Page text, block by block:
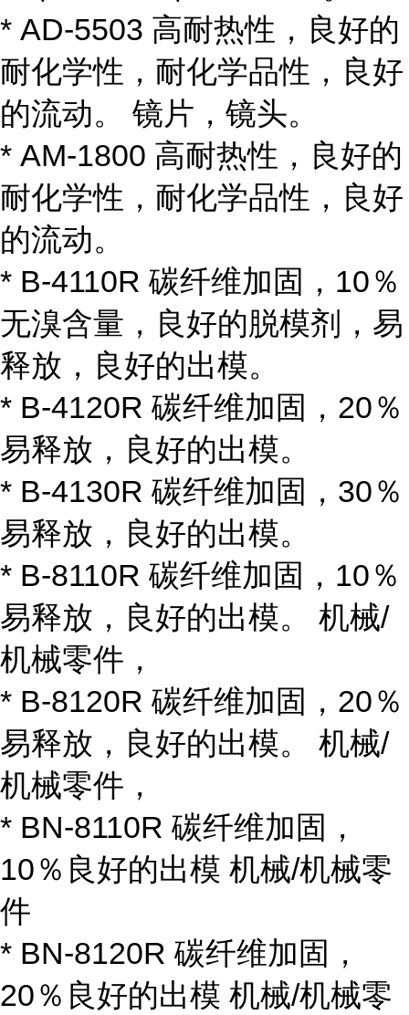
* AD-5503 高耐热性，良好的
耐化学性，耐化学品性，良好
的流动。 镜片，镜头。
* AM-1800 高耐热性，良好的
耐化学性，耐化学品性，良好
的流动。
* B-4110R 碳纤维加固，10％
无溴含量，良好的脱模剂，易
释放，良好的出模。
* B-4120R 碳纤维加固，20％
易释放，良好的出模。
* B-4130R 碳纤维加固，30％
易释放，良好的出模。
* B-8110R 碳纤维加固，10％
易释放，良好的出模。 机械/
机械零件，
* B-8120R 碳纤维加固，20％
易释放，良好的出模。 机械/
机械零件，
* BN-8110R 碳纤维加固，
10％良好的出模 机械/机械零
件
* BN-8120R 碳纤维加固，
20％良好的出模 机械/机械零